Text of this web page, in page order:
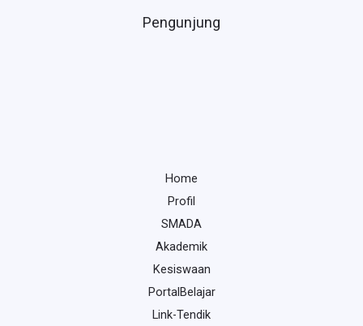
Pengunjung
Home
Profil
SMADA
Akademik
Kesiswaan
PortalBelajar
Link-Tendik